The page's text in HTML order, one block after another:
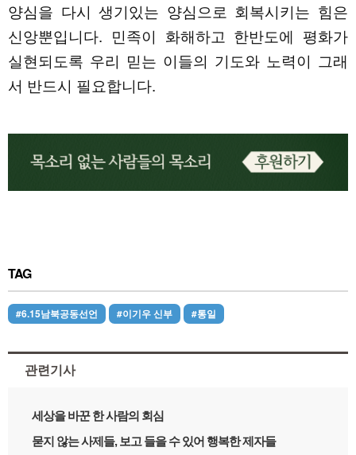
양심을 다시 생기있는 양심으로 회복시키는 힘은
신앙뿐입니다. 민족이 화해하고 한반도에 평화가
실현되도록 우리 믿는 이들의 기도와 노력이 그래
서 반드시 필요합니다.
TAG
#6.15남북공동선언 #이기우 신부 #통일
관련기사
세상을 바꾼 한 사람의 회심
묻지 않는 사제들, 보고 들을 수 있어 행복한 제자들